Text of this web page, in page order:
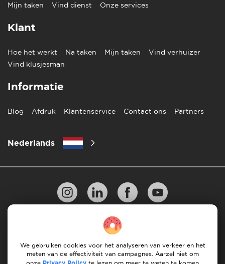
Mijn taken
Vind dienst Onze services
Klant
Hoe het werkt Na taken Mijn taken
Vind verhuizer
Vind klusjesman
Informatie
Blog Afdruk Klantenservice Contact ons Partners
Nederlands
10 regels voor succesvol verhuizen
Richtlijnen voor betaling Algemene Voorwaarden
We gebruiken cookies voor het analyseren van verkeer en het
meten van de effectiviteit van campagnes. Aarzel niet om